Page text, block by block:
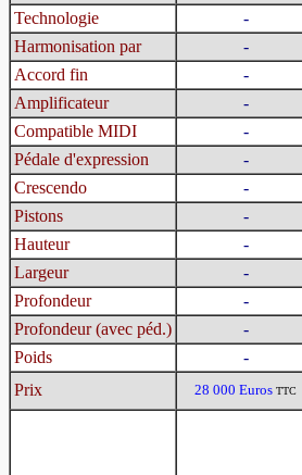
Technologie
-
Harmonisation par
-
Accord fin
-
Amplificateur
-
Compatible MIDI
-
Pédale d'expression
-
Crescendo
-
Pistons
-
Hauteur
-
Largeur
-
Profondeur
-
Profondeur (avec péd.)
-
Poids
-
Prix
28 000 Euros TTC